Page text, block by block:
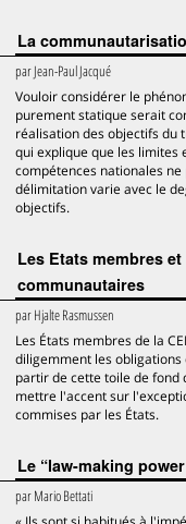
La
parJean-Paul Jacqué
Vouloir considérer le
purement statique serait
réalisation des objectifs du
qui explique que les
compétences nationales
délimitation varie avec le
objectifs.
Les Etats membres
communautaires
parHjalte Rasmussen
Les États membres de la
diligemment les
partir de cette toile de fond
mettre l'accent sur
commises par les États.
Le “law-making
parMario Bettati